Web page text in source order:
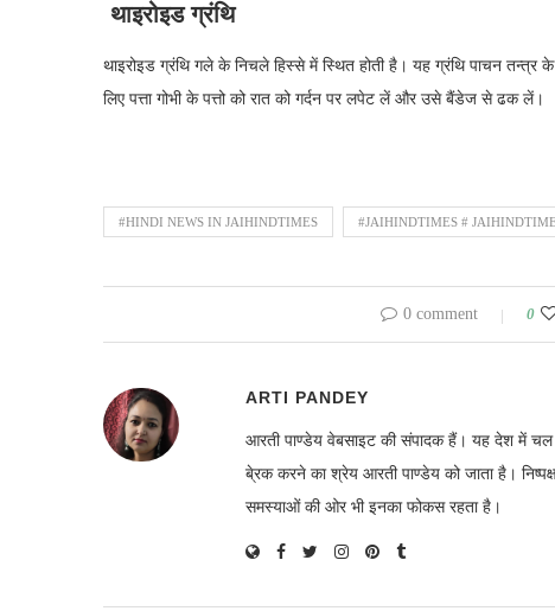
थाइरोइड ग्रंथि
थाइरोइड ग्रंथि गले के निचले हिस्से में स्थित होती है। यह ग्रंथि पाचन तन्त्र
लिए पत्ता गोभी के पत्तो को रात को गर्दन पर लपेट लें और उसे बैंडेज से ढक लें।
#HINDI NEWS IN JAIHINDTIMES #JAIHINDTIMES #
0 comment 0
ARTI PANDEY
आरती पाण्डेय वेबसाइट की संपादक हैं। यह देश में चल
बे्रक करने का श्रेय आरती पाण्डेय को जाता है।
समस्याओं की ओर भी इनका फोकस रहता है।